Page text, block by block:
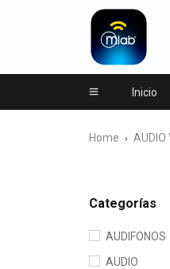
Inicio
Home › AUDIO
Categorías
AUDIFONOS
AUDIO